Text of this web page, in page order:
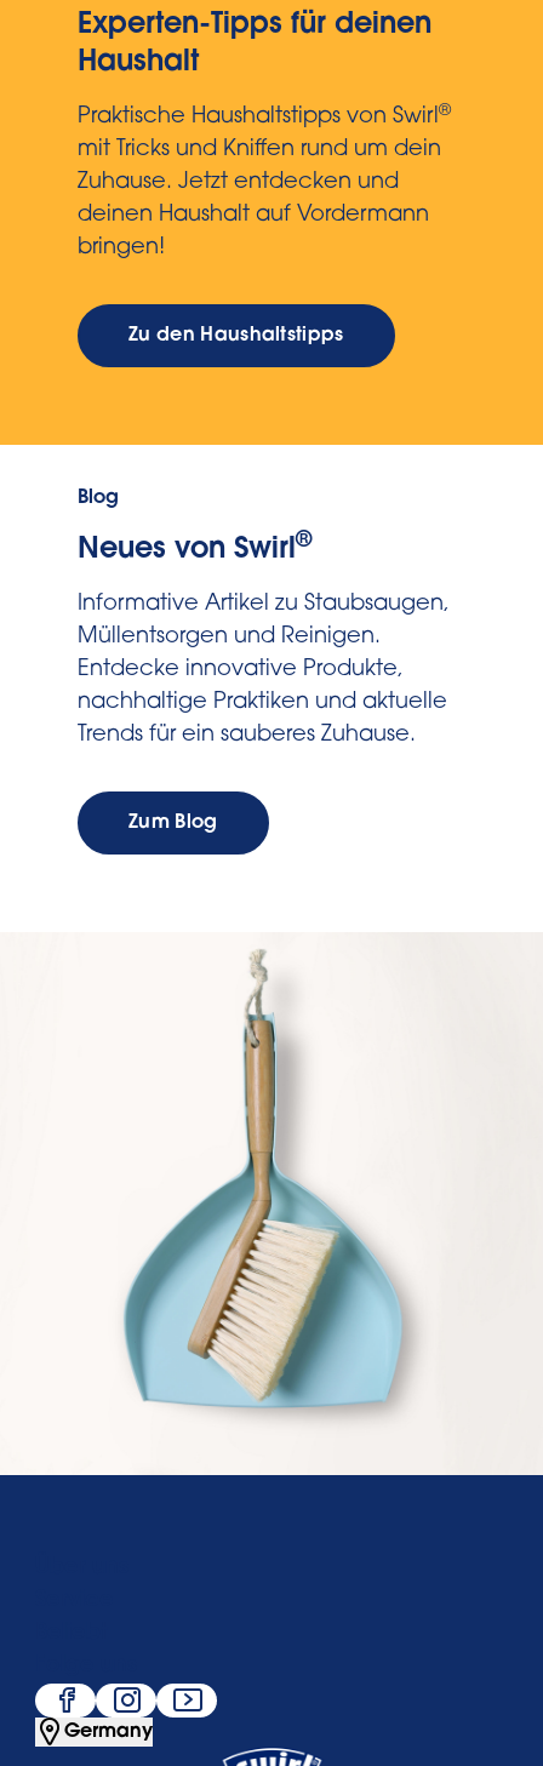
Experten-Tipps für deinen
Haushalt
Praktische Haushaltstipps von Swirl®
mit Tricks und Kniffen rund um dein
Zuhause. Jetzt entdecken und
deinen Haushalt auf Vordermann
bringen!
Zu den Haushaltstipps
Blog
Neues von Swirl®
Informative Artikel zu Staubsaugen,
Müllentsorgen und Reinigen.
Entdecke innovative Produkte,
nachhaltige Praktiken und aktuelle
Trends für ein sauberes Zuhause.
Zum Blog
Germany